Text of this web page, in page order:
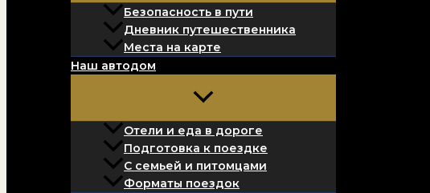
Безопасность в пути
Дневник путешественника
Места на карте
Наш автодом
Отели и еда в дороге
Подготовка к поездке
С семьей и питомцами
Форматы поездок